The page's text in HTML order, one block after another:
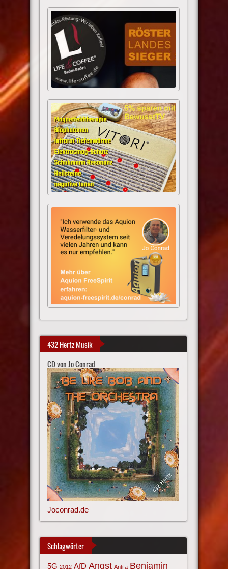
432 Hertz Musik
CD von Jo Conrad
Joconrad.de
Schlagwörter
5G 2012 AfD Angst Antifa Benjamin